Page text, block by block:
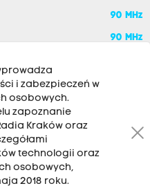
90 MHz
90 MHz
Słowackiego 22, 30-007
i zabezpieczeń w
osobowych.
zapoznanie
Kraków oraz
technologii oraz
osobowych,
2018 roku.